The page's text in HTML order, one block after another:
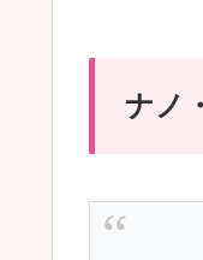
ナノ